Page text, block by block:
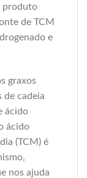
produto
de TCM
e
graxos
de cadeia
ácido
ácido
(TCM) é
nos ajuda